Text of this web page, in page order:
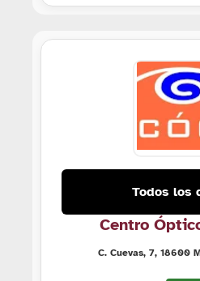
Todos los
Centro
C. Cuevas, 7, 18600